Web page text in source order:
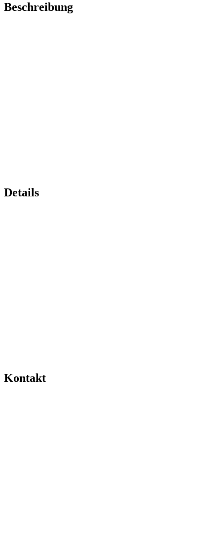
Beschreibung
Details
Kontakt